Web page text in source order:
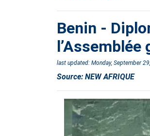
Benin -
l’Assemblée
last updated: Monday, September
Source: NEW AFRIQUE